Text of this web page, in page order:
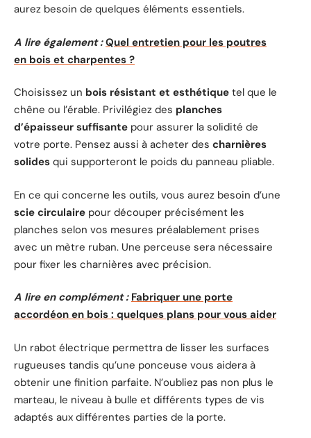
aurez besoin de quelques éléments essentiels.
A lire également : Quel entretien pour les poutres
en bois et charpentes ?
Choisissez un bois résistant et esthétique tel que le
chêne ou l’érable. Privilégiez des planches
d’épaisseur suffisante pour assurer la solidité de
votre porte. Pensez aussi à acheter des charnières
solides qui supporteront le poids du panneau pliable.
En ce qui concerne les outils, vous aurez besoin d’une
scie circulaire pour découper précisément les
planches selon vos mesures préalablement prises
avec un mètre ruban. Une perceuse sera nécessaire
pour fixer les charnières avec précision.
A lire en complément : Fabriquer une porte
accordéon en bois : quelques plans pour vous aider
Un rabot électrique permettra de lisser les surfaces
rugueuses tandis qu’une ponceuse vous aidera à
obtenir une finition parfaite. N’oubliez pas non plus le
marteau, le niveau à bulle et différents types de vis
adaptés aux différentes parties de la porte.